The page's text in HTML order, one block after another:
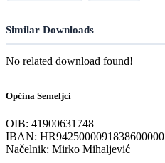
Similar Downloads
No related download found!
Općina Semeljci
OIB: 41900631748
IBAN: HR9425000091838600000
Načelnik: Mirko Mihaljević